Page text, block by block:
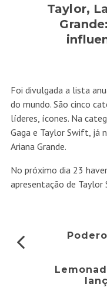
Taylor,
Foi divulgada a lista
do mundo. São cinco
líderes, ícones. Na
Gaga e Taylor Swift, já
Ariana Grande.
No próximo dia 23
apresentação de